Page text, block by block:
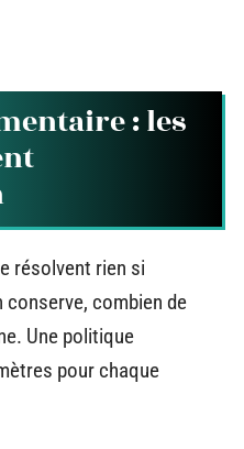
: les
résolvent rien si
conserve, combien de
Une politique
pour chaque